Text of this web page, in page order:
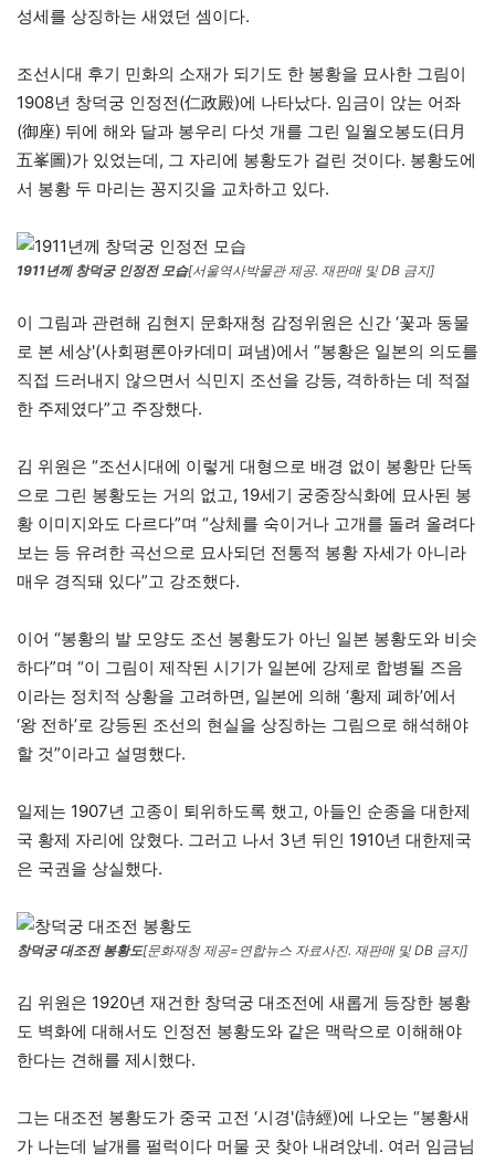
성세를 상징하는 새였던 셈이다.
조선시대 후기 민화의 소재가 되기도 한 봉황을 묘사한 그림이
1908년 창덕궁 인정전(仁政殿)에 나타났다. 임금이 앉는 어좌
(御座) 뒤에 해와 달과 봉우리 다섯 개를 그린 일월오봉도(日月
五峯圖)가 있었는데, 그 자리에 봉황도가 걸린 것이다. 봉황도에
서 봉황 두 마리는 꽁지깃을 교차하고 있다.
1911년께 창덕궁 인정전 모습[서울역사박물관 제공. 재판매 및 DB 금지]
이 그림과 관련해 김현지 문화재청 감정위원은 신간 ‘꽃과 동물
로 본 세상'(사회평론아카데미 펴냄)에서 “봉황은 일본의 의도를
직접 드러내지 않으면서 식민지 조선을 강등, 격하하는 데 적절
한 주제였다”고 주장했다.
김 위원은 “조선시대에 이렇게 대형으로 배경 없이 봉황만 단독
으로 그린 봉황도는 거의 없고, 19세기 궁중장식화에 묘사된 봉
황 이미지와도 다르다”며 “상체를 숙이거나 고개를 돌려 올려다
보는 등 유려한 곡선으로 묘사되던 전통적 봉황 자세가 아니라
매우 경직돼 있다”고 강조했다.
이어 “봉황의 발 모양도 조선 봉황도가 아닌 일본 봉황도와 비슷
하다”며 “이 그림이 제작된 시기가 일본에 강제로 합병될 즈음
이라는 정치적 상황을 고려하면, 일본에 의해 ‘황제 폐하’에서
‘왕 전하’로 강등된 조선의 현실을 상징하는 그림으로 해석해야
할 것”이라고 설명했다.
일제는 1907년 고종이 퇴위하도록 했고, 아들인 순종을 대한제
국 황제 자리에 앉혔다. 그러고 나서 3년 뒤인 1910년 대한제국
은 국권을 상실했다.
창덕궁 대조전 봉황도[문화재청 제공=연합뉴스 자료사진. 재판매 및 DB 금지]
김 위원은 1920년 재건한 창덕궁 대조전에 새롭게 등장한 봉황
도 벽화에 대해서도 인정전 봉황도와 같은 맥락으로 이해해야
한다는 견해를 제시했다.
그는 대조전 봉황도가 중국 고전 ‘시경'(詩經)에 나오는 “봉황새
가 나는데 날개를 펄럭이다 머물 곳 찾아 내려앉네. 여러 임금님